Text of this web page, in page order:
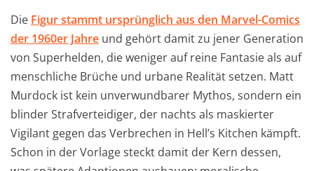
Die Figur stammt ursprünglich aus den Marvel-Comics
der 1960er Jahre und gehört damit zu jener Generation
von Superhelden, die weniger auf reine Fantasie als auf
menschliche Brüche und urbane Realität setzen. Matt
Murdock ist kein unverwundbarer Mythos, sondern ein
blinder Strafverteidiger, der nachts als maskierter
Vigilant gegen das Verbrechen in Hell’s Kitchen kämpft.
Schon in der Vorlage steckt damit der Kern dessen,